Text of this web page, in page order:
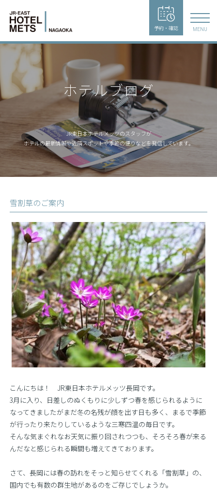
予約・確認 MENU
ホテルブログ
JR東日本ホテルメッツのスタッフが
ホテルの最新情報や近隣スポットや季節の便りなどを発信しています。
雪割草のご案内
こんにちは！ JR東日本ホテルメッツ長岡です。
3月に入り、日差しのぬくもりに少しずつ春を感じられるように
なってきましたがまだ冬の名残が顔を出す日も多く、まるで季節
が行ったり来たりしているような三寒四温の毎日です。
そんな気まぐれなお天気に振り回されつつも、そろそろ春が来る
んだなと感じられる瞬間も増えてきております。
さて、長岡には春の訪れをそっと知らせてくれる「雪割草」の、
国内でも有数の群生地があるのをご存じでしょうか。